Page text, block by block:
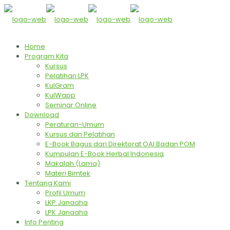
Home
Program Kita
Kursus
Pelatihan LPK
KulGram
KulWapp
Seminar Online
Download
Peraturan-Umum
Kursus dan Pelatihan
E-Book Bagus dari Direktorat OAI Badan POM
Kumpulan E-Book Herbal Indonesia
Makalah (Lama)
Materi Bimtek
Tentang Kami
Profil Umum
LKP Janaaha
LPK Janaaha
Info Penting